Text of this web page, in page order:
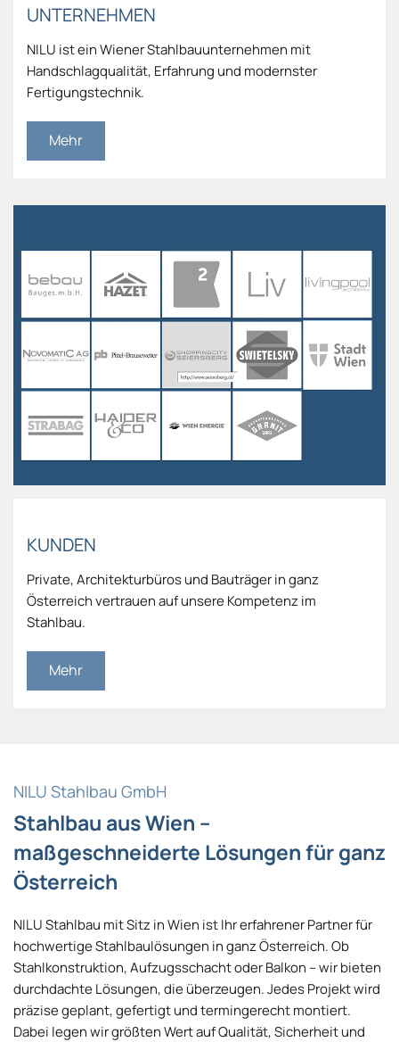
UNTERNEHMEN
NILU ist ein Wiener Stahlbauunternehmen mit
Handschlagqualität, Erfahrung und modernster
Fertigungstechnik.
Mehr
KUNDEN
Private, Architekturbüros und Bauträger in ganz
Österreich vertrauen auf unsere Kompetenz im
Stahlbau.
Mehr
NILU Stahlbau GmbH
Stahlbau aus Wien –
maßgeschneiderte Lösungen für ganz
Österreich
NILU Stahlbau mit Sitz in Wien ist Ihr erfahrener Partner für
hochwertige Stahlbaulösungen in ganz Österreich. Ob
Stahlkonstruktion, Aufzugsschacht oder Balkon – wir bieten
durchdachte Lösungen, die überzeugen. Jedes Projekt wird
präzise geplant, gefertigt und termingerecht montiert.
Dabei legen wir größten Wert auf Qualität, Sicherheit und